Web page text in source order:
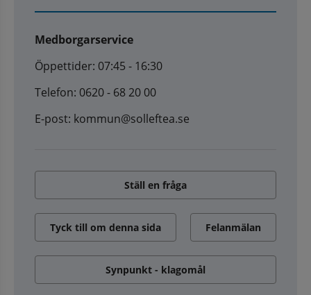
Medborgarservice
Öppettider: 07:45 - 16:30
Telefon: 0620 - 68 20 00
E-post: kommun@solleftea.se
Ställ en fråga
Tyck till om denna sida Felanmälan
Synpunkt - klagomål